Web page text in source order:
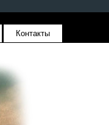
Контакты